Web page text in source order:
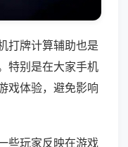
打牌计算辅助也是
特别是在大家手机
戏体验，避免影响
些玩家反映在游戏